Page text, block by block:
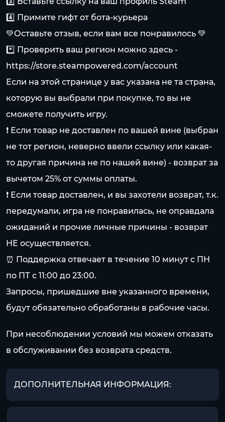
4️⃣ Примите гифт от бота-курьера
💚Оставьте отзыв, если вам все понравилось 💚
*️⃣ Проверить ваш регион можно здесь -
https://store.steampowered.com/account
Если на этой странице у вас указана не та страна,
которую вы выбрали при покупке, то вы не
сможете получить игру.
❗️ Если товар не доставлен по вашей вине (выбран
не тот регион, неверно ввели ссылку или какая-
то другая причина не по нашей вине) - возврат за
вычетом 25% от суммы оплаты.
❗️ Если товар доставлен, и вы захотели возврат, т.к.
передумали, игра не понравилась, не оправдала
ожиданий и прочие личные причины - возврат
НЕ осуществляется.
⏰ Поддержка отвечает в течение 10 минут с ПН
по ПТ с 11:00 до 23:00.
Запросы, пришедшие вне указанного времени,
будут обязательно обработаны в рабочие часы.
При несоблюдении условий мы можем отказать
в обслуживании без возврата средств.
ДОПОЛНИТЕЛЬНАЯ ИНФОРМАЦИЯ: